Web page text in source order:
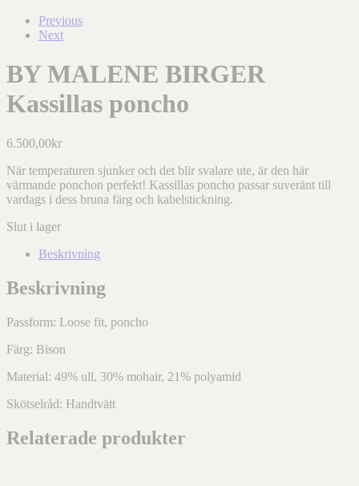
Previous
Next
BY MALENE BIRGER
Kassillas poncho
6.500,00kr
När temperaturen sjunker och det blir svalare ute, är den här
värmande ponchon perfekt! Kassillas poncho passar suveränt till
vardags i dess bruna färg och kabelstickning.
Slut i lager
Beskrivning
Beskrivning
Passform: Loose fit, poncho
Färg: Bison
Material: 49% ull, 30% mohair, 21% polyamid
Skötselråd: Handtvätt
Relaterade produkter